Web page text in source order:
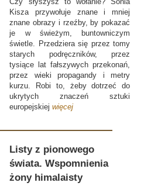
Kisza przywołuje znane i mniej
znane obrazy i rzeźby, by pokazać
je w świeżym, buntowniczym
świetle. Przedziera się przez tomy
starych podręczników, przez
tysiące lat fałszywych przekonań,
przez wieki propagandy i metry
kurzu. Robi to, żeby dotrzeć do
ukrytych znaczeń sztuki
europejskiej więcej
Listy z pionowego
świata. Wspomnienia
żony himalaisty